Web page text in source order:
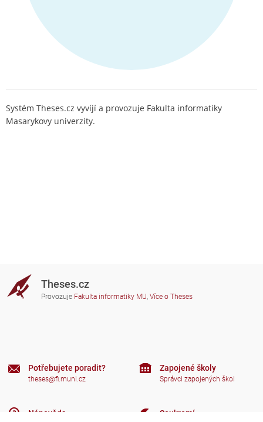
Systém Theses.cz vyvíjí a provozuje Fakulta informatiky
Masarykovy univerzity.
Theses.cz
Provozuje Fakulta informatiky MU, Více o Theses
Potřebujete poradit?
theses@fi.muni.cz
Nápověda
Zapojené školy
Správci zapojených škol
Soukromí